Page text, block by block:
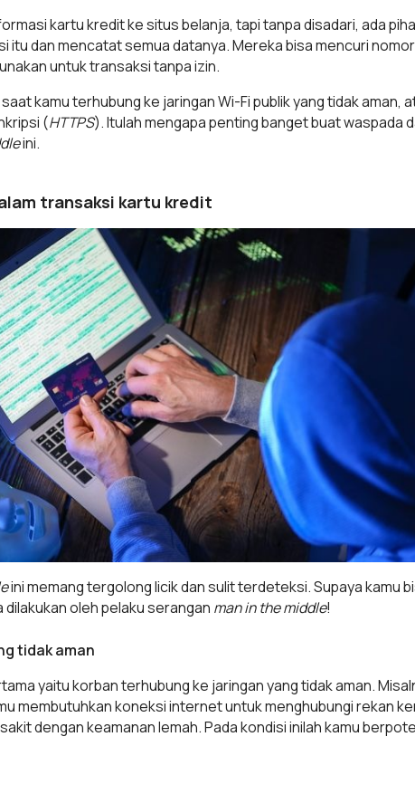
kartu kredit ke situs belanja, tapi tanpa disadari, ada
itu dan mencatat semua datanya. Mereka bisa mencuri
untuk transaksi tanpa izin.
kamu terhubung ke jaringan Wi-Fi publik yang tidak aman,
(HTTPS). Itulah mengapa penting banget buat waspada
ini.
transaksi kartu kredit
ini memang tergolong licik dan sulit terdeteksi. Supaya kamu
oleh pelaku serangan man in the middle!
tidak aman
yaitu korban terhubung ke jaringan yang tidak aman.
membutuhkan koneksi internet untuk menghubungi rekan
dengan keamanan lemah. Pada kondisi inilah kamu